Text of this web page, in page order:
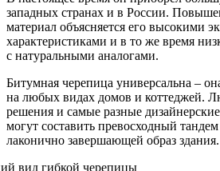
западных странах и в России.
материал объясняется его высокими
характеристиками и в то же время
с натуральными аналогами.
Битумная черепица универсальна –
на любых видах домов и коттеджей.
решения и самые разные
могут составить превосходный
лаконично завершающей образ здания.